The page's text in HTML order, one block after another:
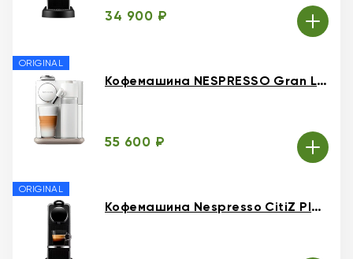
34 900 ₽
ORIGINAL
Кофемашина NESPRESSO Gran Latissima White
55 600 ₽
ORIGINAL
Кофемашина Nespresso CitiZ Platinum Titan